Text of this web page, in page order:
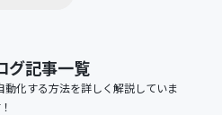
グ記事一覧
化する方法を詳しく解説していま